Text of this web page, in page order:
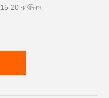
20 কার্যদিবস